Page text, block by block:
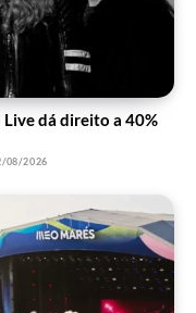
dá direito a 40%
08/2026